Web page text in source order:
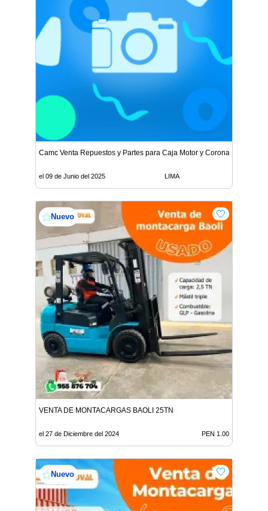
Camc Venta Repuestos y Partes para Caja Motor y Corona
el 09 de Junio del 2025 LIMA
Nuevo
VENTA DE MONTACARGAS BAOLI 25TN
el 27 de Diciembre del 2024 PEN 1.00
Nuevo